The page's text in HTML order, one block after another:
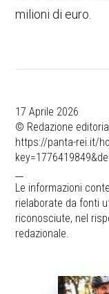
milioni di euro.
17 Aprile 2026
© Redazione
https://panta-rei.it/
Le informazioni
rielaborate da fonti
riconosciute, nel
redazionale.